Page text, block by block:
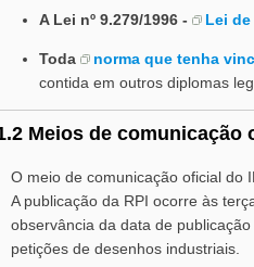
A Lei nº 9.279/1996 - Lei
Toda norma que tenha
contida em outros diplomas
Meios de comunicação
O meio de comunicação oficial do
A publicação da RPI ocorre às
observância da data de
petições de desenhos industriais.